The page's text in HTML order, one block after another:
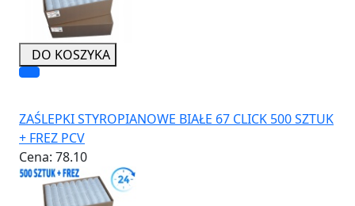
DO KOSZYKA
ZAŚLEPKI STYROPIANOWE BIAŁE 67 CLICK 500 SZTUK
+ FREZ PCV
Cena: 78.10